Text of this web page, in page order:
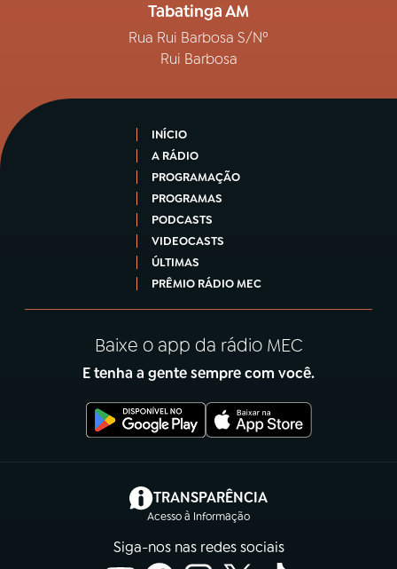
Tabatinga AM
Rua Rui Barbosa S/Nº
Rui Barbosa
INÍCIO
A RÁDIO
PROGRAMAÇÃO
PROGRAMAS
PODCASTS
VIDEOCASTS
ÚLTIMAS
PRÊMIO RÁDIO MEC
Baixe o app da rádio MEC
E tenha a gente sempre com você.
TRANSPARÊNCIA
Acesso à Informação
(abre em nova aba)
Siga-nos nas redes sociais